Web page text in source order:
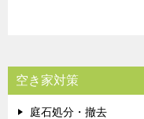
空き家対策
庭石処分・撤去